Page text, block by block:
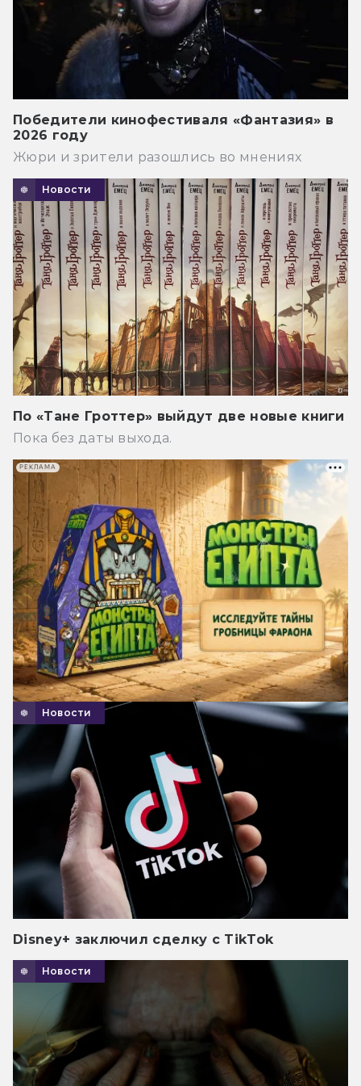
Победители кинофестиваля «Фантазия» в
2026 году
Жюри и зрители разошлись во мнениях
Новости
По «Тане Гроттер» выйдут две новые книги
Пока без даты выхода.
Новости
Disney+ заключил сделку с TikTok
Новости
РЕКЛАМА